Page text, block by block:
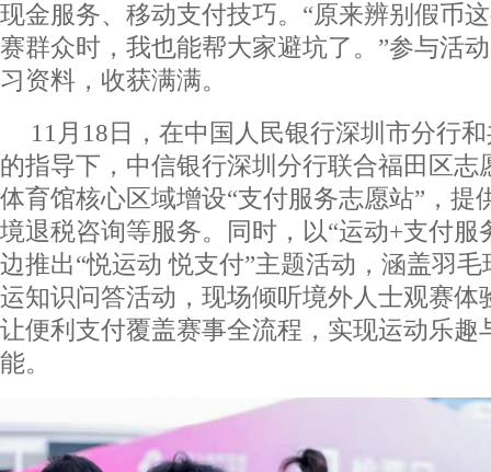
现金服务、移动支付技巧。“原来辨别假币
赛群众时，我也能帮大家避坑了。”参与活
习资料，收获满满。
11月18日，在中国人民银行深圳市分行
的指导下，中信银行深圳分行联合福田区志
体育馆核心区域增设“支付服务志愿站”，提
境退税咨询等服务。同时，以“运动+支付服
边推出“悦运动 悦支付”主题活动，涵盖羽
运知识问答活动，现场倾听境外人士观赛体
让便利支付覆盖赛事全流程，实现运动乐趣
能。